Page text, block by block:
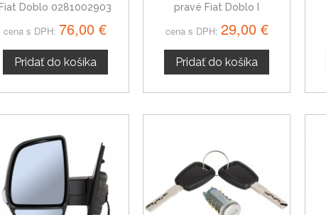
Fiat Doblo 0281002903
cena s DPH: 76,00 €
Pridať do košíka
pravé Fiat Doblo I
cena s DPH: 29,00 €
Pridať do košíka